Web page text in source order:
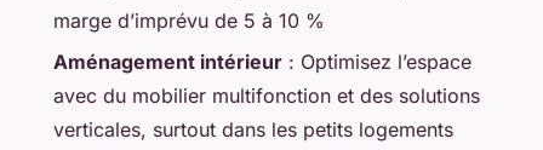
marge d’imprévu de 5 à 10 %
Aménagement intérieur : Optimisez l’espace
avec du mobilier multifonction et des solutions
verticales, surtout dans les petits logements